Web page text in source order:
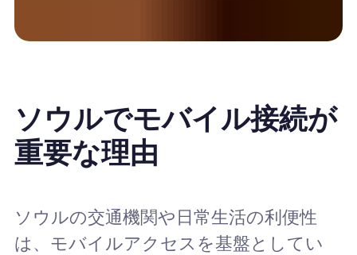
ソウルでモバイル接続が
重要な理由
ソウルの交通機関や日常生活の利便性
は、モバイルアクセスを基盤としてい